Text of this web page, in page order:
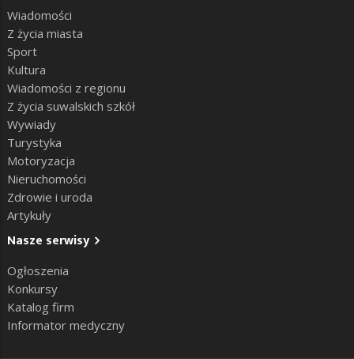
Wiadomości
Z życia miasta
Sport
Kultura
Wiadomości z regionu
Z życia suwalskich szkół
Wywiady
Turystyka
Motoryzacja
Nieruchomości
Zdrowie i uroda
Artykuły
Nasze serwisy
Ogłoszenia
Konkursy
Katalog firm
Informator medyczny